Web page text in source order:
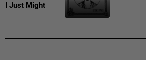
I Just Might